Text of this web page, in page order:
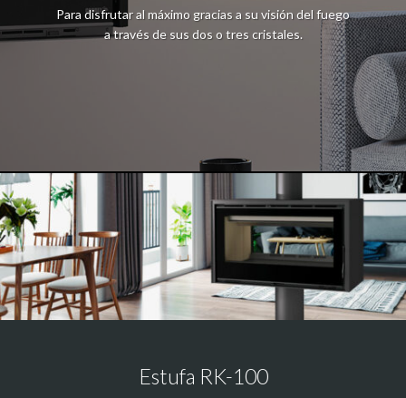
Para disfrutar al máximo gracias a su visión del fuego
a través de sus dos o tres cristales.
Estufa RK-100